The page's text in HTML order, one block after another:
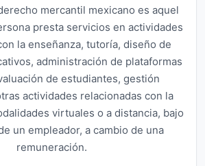
mercantil mexicano es aquel
presta servicios en actividades
la enseñanza, tutoría, diseño de
administración de plataformas
de estudiantes, gestión
actividades relacionadas con la
virtuales o a distancia, bajo
un empleador, a cambio de una
remuneración.